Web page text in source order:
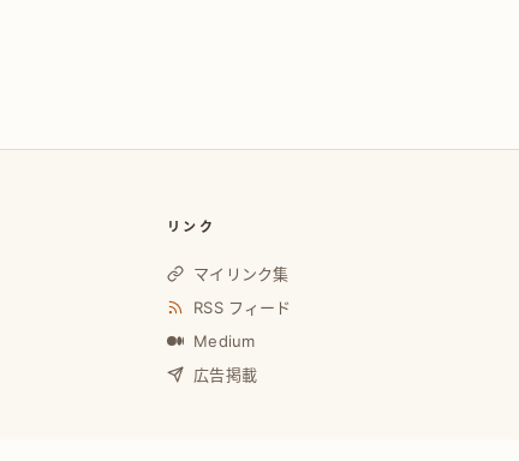
リンク
マイリンク集
RSS フィード
Medium
広告掲載